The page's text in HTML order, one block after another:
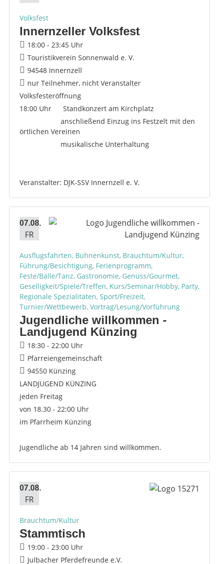
Volksfest
Innernzeller Volksfest
18:00 - 23:45 Uhr
Touristikverein Sonnenwald e. V.
94548 Innernzell
nur Teilnehmer, nicht Veranstalter
Volksfesteröffnung
18:00 Uhr Standkonzert am Kirchplatz
anschließend Einzug ins Festzelt mit den
örtlichen Vereinen
musikalische Unterhaltung
Veranstalter: DJK-SSV Innernzell e. V.
07.08.
FR
Ausflugsfahrten, Bühnenkunst, Brauchtum/Kultur,
Führung/Besichtigung, Ferienprogramm,
Feste/Bälle/Tanz, Gastronomie, Genuss/Gourmet,
Geselligkeit/Spiele/Treffen, Kurs/Seminar/Hobby, Party,
Regionale Spezialitäten, Sport/Freizeit,
Turnier/Wettbewerb, Vortrag/Lesung/Vorführung
Jugendliche willkommen -
Landjugend Künzing
18:30 - 22:00 Uhr
Pfarreiengemeinschaft
94550 Künzing
LANDJUGEND KÜNZING
jeden Freitag
von 18.30 - 22:00 Uhr
im Pfarrheim Künzing
Jugendliche ab 14 Jahren sind willkommen.
07.08.
FR
Brauchtum/Kultur
Stammtisch
19:00 - 23:00 Uhr
Julbacher Pferdefreunde e.V.